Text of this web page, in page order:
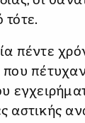
τότε.
πέντε
αστικής